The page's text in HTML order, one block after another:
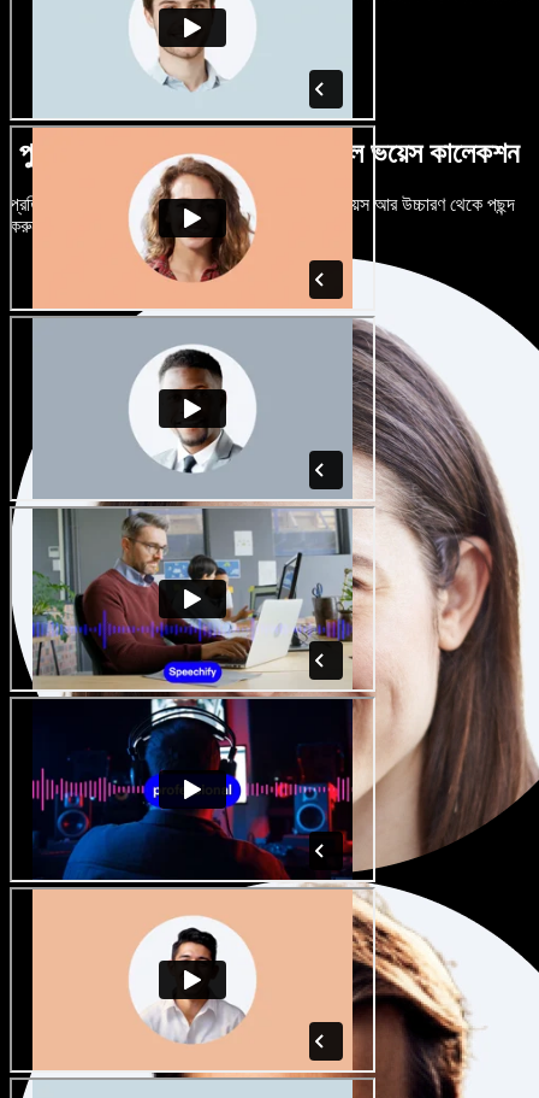
পুরুষ-নারী ভেদে নানান উচ্চারণে বিশাল ভয়েস কালেকশন
প্রতিটি প্রজেক্টকে আলাদা শোনাতে দিন। শত শত AI ভয়েস আর উচ্চারণ থেকে পছন্দ
করুন, নিজের মতো টিউন করুন।